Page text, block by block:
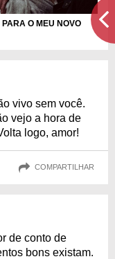
O MEU NOVO
vivo sem você.
vejo a hora de
logo, amor!
COMPARTILHAR
de conto de
bons existam.